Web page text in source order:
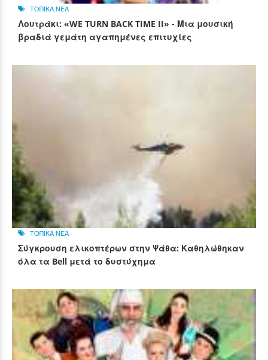
ΤΟΠΙΚΑ ΝΕΑ
Λουτράκι: «WE TURN BACK TIME II» - Μια μουσική
βραδιά γεμάτη αγαπημένες επιτυχίες
ΤΟΠΙΚΑ ΝΕΑ
Σύγκρουση ελικοπτέρων στην Ψάθα: Καθηλώθηκαν
όλα τα Bell μετά το δυστύχημα